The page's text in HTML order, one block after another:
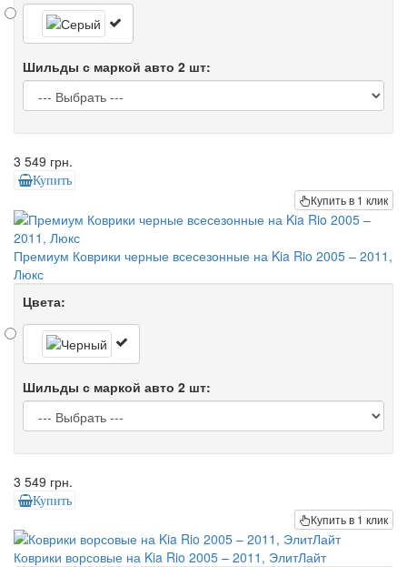
Шильды с маркой авто 2 шт:
3 549 грн.
Купить
Купить в 1 клик
Премиум Коврики черные всесезонные на Kia Rio 2005 – 2011,
Люкс
Цвета:
Шильды с маркой авто 2 шт:
3 549 грн.
Купить
Купить в 1 клик
Коврики ворсовые на Kia Rio 2005 – 2011, ЭлитЛайт